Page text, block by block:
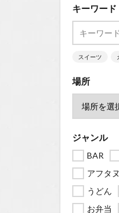
キーワード
スイーツ
場所
ジャンル
BAR
アフタ
うどん
お弁当